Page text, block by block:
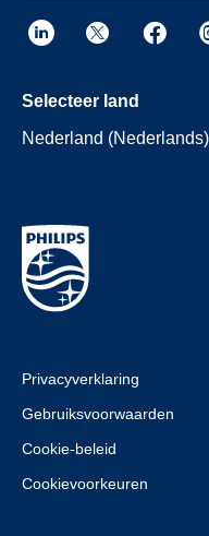
Selecteer land
Nederland (Nederlands)
Privacyverklaring
Gebruiksvoorwaarden
Cookie-beleid
Cookievoorkeuren